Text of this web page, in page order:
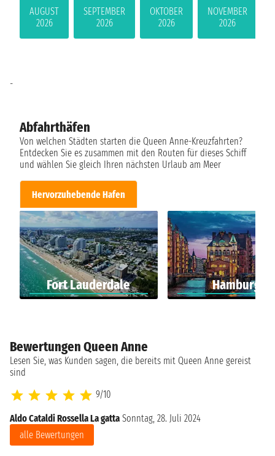
AUGUST
2026
SEPTEMBER
2026
OKTOBER
2026
NOVEMBER
2026
Abfahrthäfen
Von welchen Städten starten die Queen Anne-Kreuzfahrten?
Entdecken Sie es zusammen mit den Routen für dieses Schiff
und wählen Sie gleich Ihren nächsten Urlaub am Meer
Hervorzuhebende Hafen
Fort Lauderdale Hamburg
-
Bewertungen Queen Anne
Lesen Sie, was Kunden sagen, die bereits mit Queen Anne gereist
sind
9/10
Aldo Cataldi Rossella La gatta Sonntag, 28. Juli 2024
alle Bewertungen